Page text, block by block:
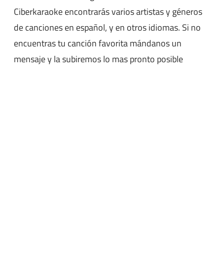
Ciberkaraoke encontrarás varios artistas y géneros
de canciones en español, y en otros idiomas. Si no
encuentras tu canción favorita mándanos un
mensaje y la subiremos lo mas pronto posible